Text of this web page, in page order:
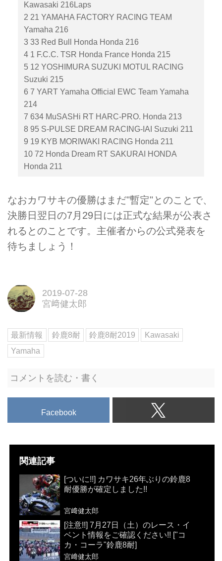
Kawasaki 216Laps
2 21 YAMAHA FACTORY RACING TEAM
Yamaha 216
3 33 Red Bull Honda Honda 216
4 1 F.C.C. TSR Honda France Honda 215
5 12 YOSHIMURA SUZUKI MOTUL RACING
Suzuki 215
6 7 YART Yamaha Official EWC Team Yamaha
214
7 634 MuSASHi RT HARC-PRO. Honda 213
8 95 S-PULSE DREAM RACING-IAI Suzuki 211
9 19 KYB MORIWAKI RACING Honda 211
10 72 Honda Dream RT SAKURAI HONDA
Honda 211
なおカワサキの優勝はまだ"暫定"とのことで、
決勝日翌日の7月29日には正式な結果が公表さ
れるとのことです。主催者からの公式発表を
待ちましょう！
2019-07-28
宮﨑健太郎
最新情報 鈴鹿8耐 鈴鹿8耐2019
Kawasaki
Yamaha
コメントを読む・書く
Facebook
関連記事
[ついに!!] カワサキ26年ぶりの鈴鹿8
耐優勝が確定しました!!
宮﨑健太郎
[注意!!] 7月27日（土）のレース・イ
ベント情報をご確認ください!! ["コ
カ・コーラ"鈴鹿8耐]
宮﨑健太郎